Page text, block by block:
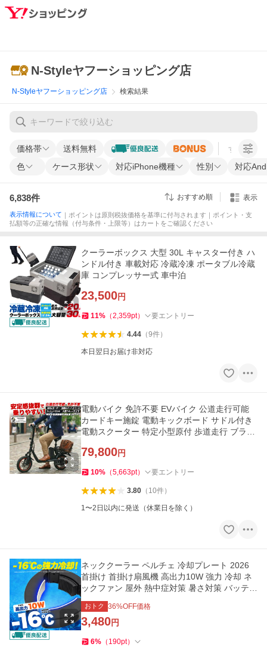
N-Styleヤフーショッピング店
N-Styleヤフーショッピング店 検索結果
価格帯 送料無料 すべての条
色 ケース形状 対応iPhone機種 性別 対応
6,838件 おすすめ順 表示
表示情報について ｜ポイントは原則税抜価格を基準に付与されます｜ポイント・支
払額等の正確な情報（付与条件・上限等）はカートをご確認ください
クーラーボックス 大型 30L キャスター付き ハ
ンドル付き 車載対応 冷蔵冷凍 ポータブル冷蔵
庫 コンプレッサー式 車中泊
23,500円
11% （2,359pt） 要エントリー
4.44（9件）
本日翌日お届け非対応
電動バイク 免許不要 EVバイク 公道走行可能
カードキー施錠 電動キックボード サドル付き
電動スクーター 特定小型原付 歩道走行 ブラッ
79,800円
10% （5,663pt） 要エントリー
3.80（ 10件）
1〜2日以内に発送（休業日を除く）
ネッククーラー ペルチェ 冷却プレート 2026
首掛け 首掛け扇風機 高出力10W 強力 冷却 ネ
ックファン 屋外 熱中症対策 暑さ対策 バッテリ
ー別売
おトク 36%OFF価格
3,480円
6% （ 190pt）